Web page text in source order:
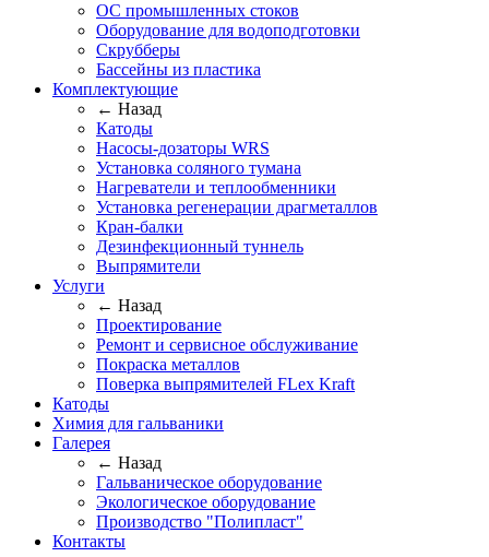
ОС промышленных стоков
Оборудование для водоподготовки
Скрубберы
Бассейны из пластика
Комплектующие
← Назад
Катоды
Насосы-дозаторы WRS
Установка соляного тумана
Нагреватели и теплообменники
Установка регенерации драгметаллов
Кран-балки
Дезинфекционный туннель
Выпрямители
Услуги
← Назад
Проектирование
Ремонт и сервисное обслуживание
Покраска металлов
Поверка выпрямителей FLex Kraft
Катоды
Химия для гальваники
Галерея
← Назад
Гальваническое оборудование
Экологическое оборудование
Производство "Полипласт"
Контакты